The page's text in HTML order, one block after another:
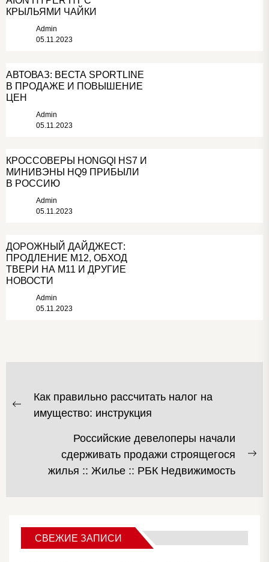
КРЫЛЬЯМИ ЧАЙКИ
Admin
05.11.2023
АВТОВАЗ: ВЕСТА SPORTLINE
В ПРОДАЖЕ И ПОВЫШЕНИЕ
ЦЕН
Admin
05.11.2023
КРОССОВЕРЫ HONGQI HS7 И
МИНИВЭНЫ HQ9 ПРИБЫЛИ
В РОССИЮ
Admin
05.11.2023
ДОРОЖНЫЙ ДАЙДЖЕСТ:
ПРОДЛЕНИЕ М12, ОБХОД
ТВЕРИ НА М11 И ДРУГИЕ
НОВОСТИ
Admin
05.11.2023
НАВИГАЦИЯ
ПО
Предыдущая
Как правильно рассчитать налог на
имущество: инструкция
Российские девелоперы начали
сдерживать продажи строящегося
жилья :: Жилье :: РБК Недвижимость
СВЕЖИЕ ЗАПИСИ